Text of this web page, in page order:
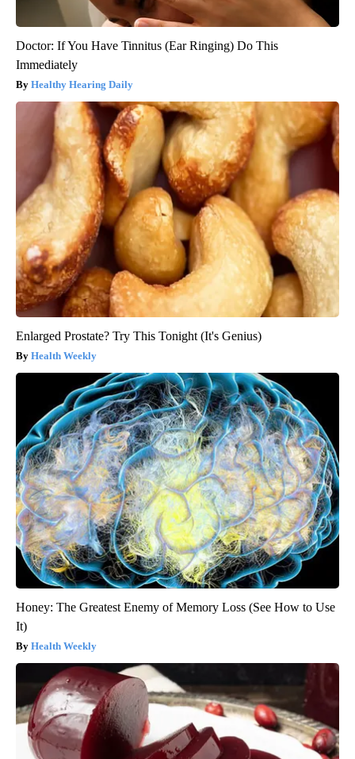
Doctor: If You Have Tinnitus (Ear Ringing) Do This
Immediately
Healthy Hearing Daily
Enlarged Prostate? Try This Tonight (It's Genius)
Health Weekly
Honey: The Greatest Enemy of Memory Loss (See How to Use
It)
Health Weekly